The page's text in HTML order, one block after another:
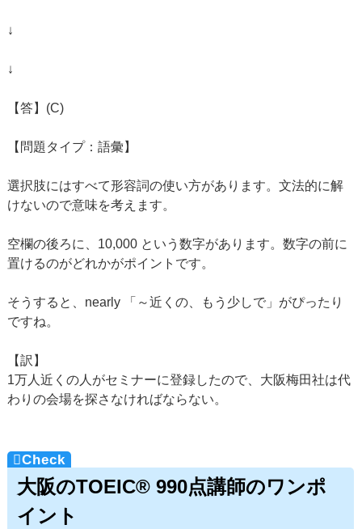
↓
↓
【答】(C)
【問題タイプ：語彙】
選択肢にはすべて形容詞の使い方があります。文法的に解
けないので意味を考えます。
空欄の後ろに、10,000 という数字があります。数字の前に
置けるのがどれかがポイントです。
そうすると、nearly 「～近くの、もう少しで」がぴったり
ですね。
【訳】
1万人近くの人がセミナーに登録したので、大阪梅田社は代
わりの会場を探さなければならない。
大阪のTOEIC® 990点講師のワンポ
イント